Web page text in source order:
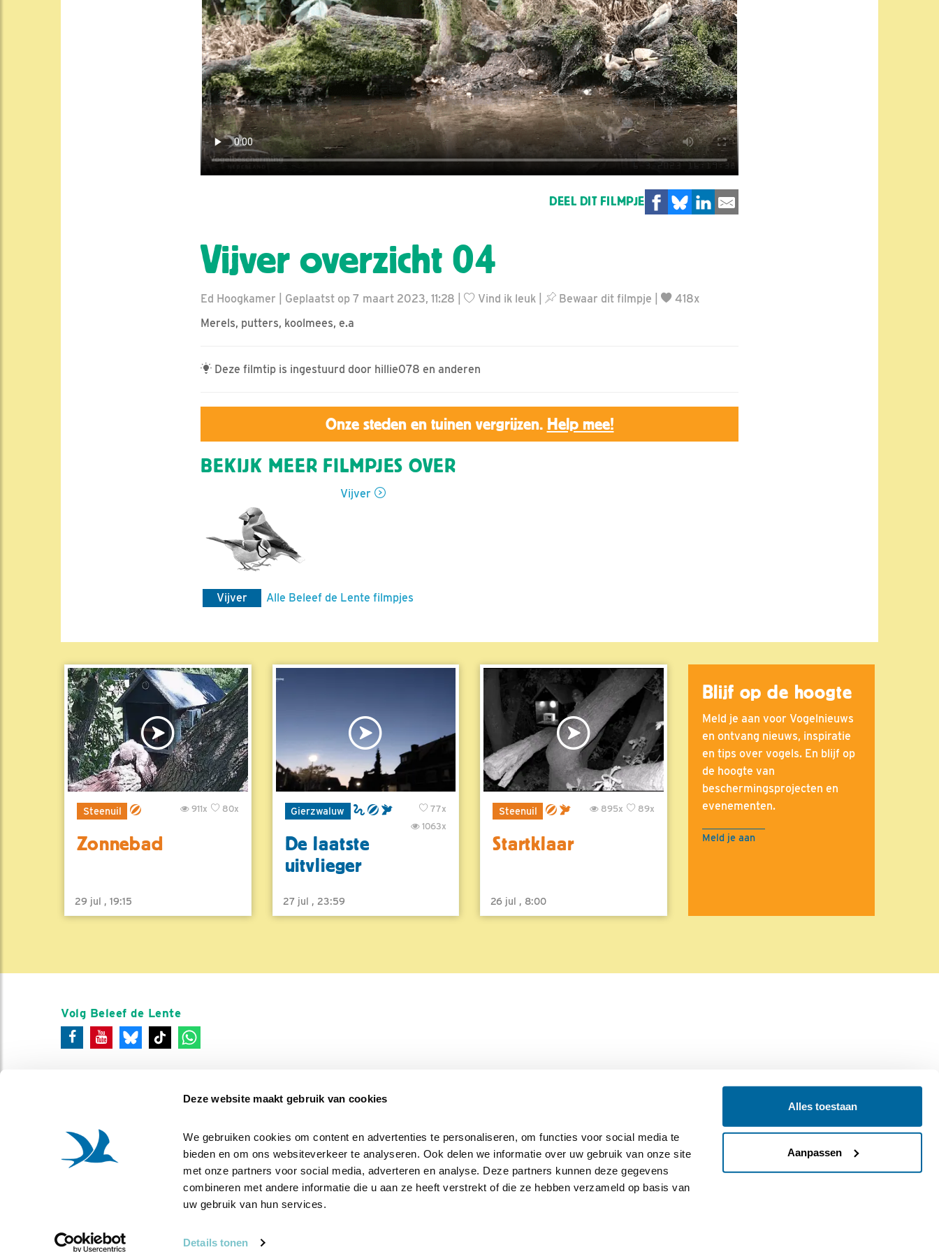
Deze website maakt gebruik van cookies
We gebruiken cookies om content en advertenties te personaliseren, om functies voor social media te
bieden en om ons websiteverkeer te analyseren. Ook delen we informatie over uw gebruik van onze site
met onze partners voor social media, adverteren en analyse. Deze partners kunnen deze gegevens
combineren met andere informatie die u aan ze heeft verstrekt of die ze hebben verzameld op basis van
uw gebruik van hun services.
Details tonen
Alles toestaan
Aanpassen
DEEL DIT FILMPJE
Vijver overzicht 04
Ed Hoogkamer | Geplaatst op 7 maart 2023, 11:28 | Vind ik leuk Bewaar dit filmpje
418x
Merels, putters, koolmees, e.a
Deze filmtip is ingestuurd door hillie078 en anderen
Onze steden en tuinen vergrijzen. Help mee!
BEKIJK MEER FILMPJES OVER
Vijver
Vijver Alle Beleef de Lente filmpjes
Steenuil 80x
911x
Zonnebad
29 jul , 19:15
Gierzwaluw
77x
1063x
De laatste
uitvlieger
27 jul , 23:59
Steenuil 89x
895x
Startklaar
26 jul , 8:00
Blijf op de hoogte
Meld je aan voor Vogelnieuws
en ontvang nieuws, inspiratie
en tips over vogels. En blijf op
de hoogte van
beschermingsprojecten en
evenementen.
Meld je aan
Volg Beleef de Lente
Colofon